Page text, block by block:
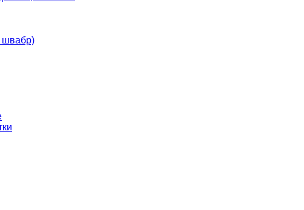
швабр)